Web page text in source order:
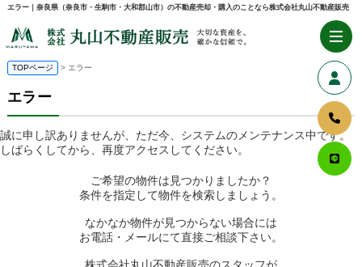
エラー｜奈良県（奈良市・生駒市・大和郡山市）の不動産売却・購入のことなら株式会社丸山不動産販売
TOPページ > エラー
エラー
誠に申し訳ありませんが、ただ今、システムのメンテナンス中です。
しばらくしてから、再度アクセスしてください。
ご希望の物件は見つかりましたか？
条件を指定して物件を検索しましょう。
なかなか物件が見つからない場合には
お電話・メールにて直接ご相談下さい。